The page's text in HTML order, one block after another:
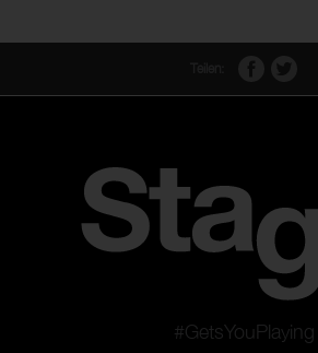
#GetsYouPlaying